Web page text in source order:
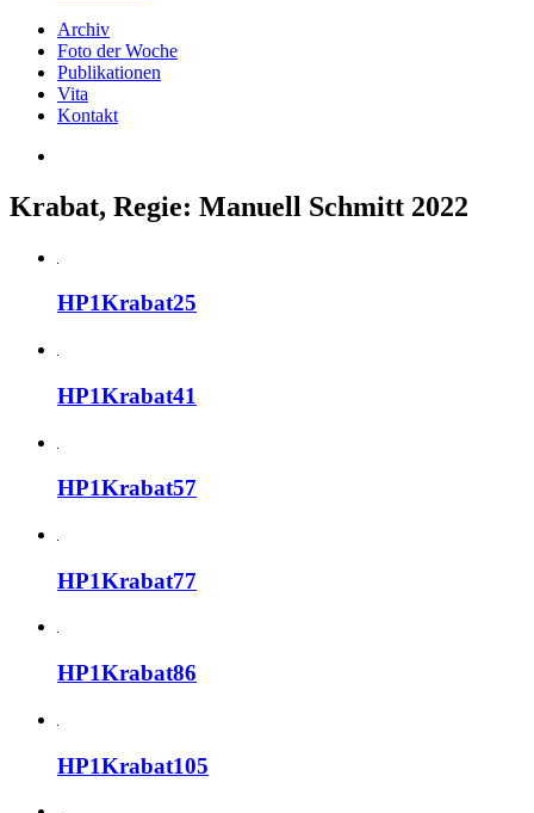
Archiv
Foto der Woche
Publikationen
Vita
Kontakt
Krabat, Regie: Manuell Schmitt 2022
HP1Krabat25
HP1Krabat41
HP1Krabat57
HP1Krabat77
HP1Krabat86
HP1Krabat105